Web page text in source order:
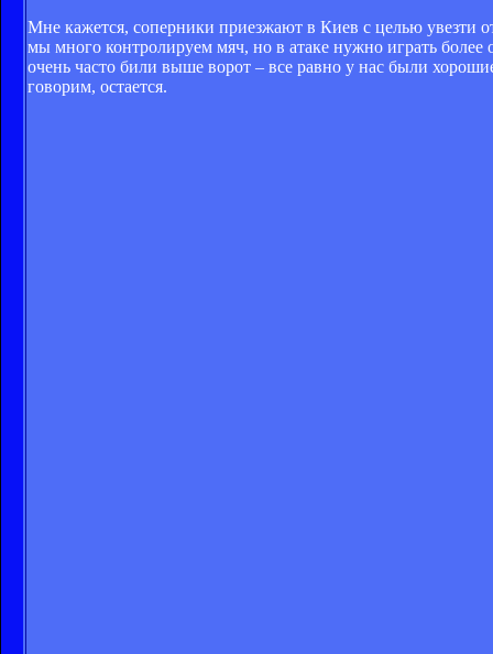
Мне кажется, соперники приезжают в Киев с целью увезти
мы много контролируем мяч, но в атаке нужно играть
очень часто били выше ворот – все равно у нас были
говорим, остается.